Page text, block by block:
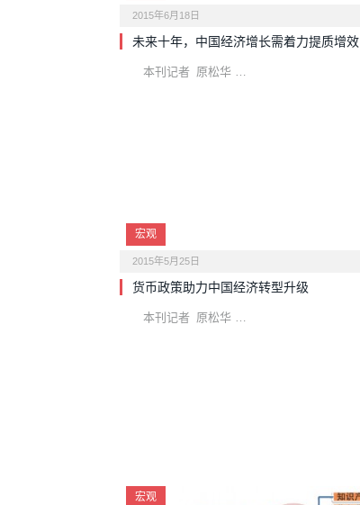
2015年6月18日
未来十年，中国经济增长需着力提质增效
本刊记者 原松华 …
宏观
2015年5月25日
货币政策助力中国经济转型升级
本刊记者 原松华 …
宏观